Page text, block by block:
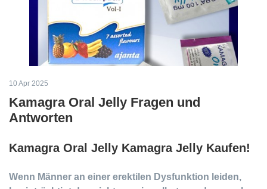
10 Apr 2025
Kamagra Oral Jelly Fragen und
Antworten
Kamagra Oral Jelly Kamagra Jelly Kaufen!
Wenn Männer an einer erektilen Dysfunktion leiden,